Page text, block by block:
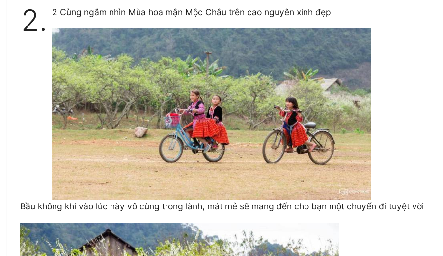
2. 2 Cùng ngắm nhìn Mùa hoa mận Mộc Châu trên cao nguyên xinh đẹp
Bầu không khí vào lúc này vô cùng trong lành, mát mẻ sẽ mang đến cho bạn một chuyến đi tuyệt vời